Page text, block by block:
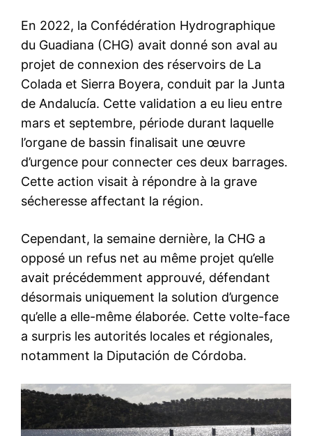
En 2022, la Confédération Hydrographique
du Guadiana (CHG) avait donné son aval au
projet de connexion des réservoirs de La
Colada et Sierra Boyera, conduit par la Junta
de Andalucía. Cette validation a eu lieu entre
mars et septembre, période durant laquelle
l’organe de bassin finalisait une œuvre
d’urgence pour connecter ces deux barrages.
Cette action visait à répondre à la grave
sécheresse affectant la région.
Cependant, la semaine dernière, la CHG a
opposé un refus net au même projet qu’elle
avait précédemment approuvé, défendant
désormais uniquement la solution d’urgence
qu’elle a elle-même élaborée. Cette volte-face
a surpris les autorités locales et régionales,
notamment la Diputación de Córdoba.